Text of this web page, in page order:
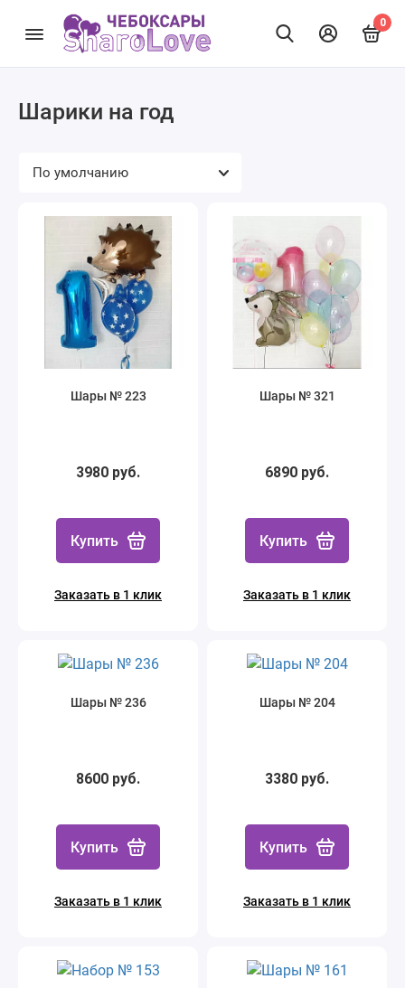
0
Шарики на год
Шары № 223
3980 руб.
Купить
Заказать в 1 клик
Шары № 321
6890 руб.
Купить
Заказать в 1 клик
Шары № 236
8600 руб.
Купить
Заказать в 1 клик
Шары № 204
3380 руб.
Купить
Заказать в 1 клик